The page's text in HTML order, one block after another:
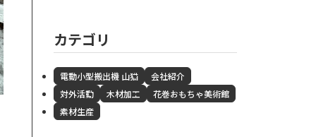
カテゴリ
電動小型搬出機 山猫
会社紹介
対外活動
木材加工
花巻おもちゃ美術館
素材生産